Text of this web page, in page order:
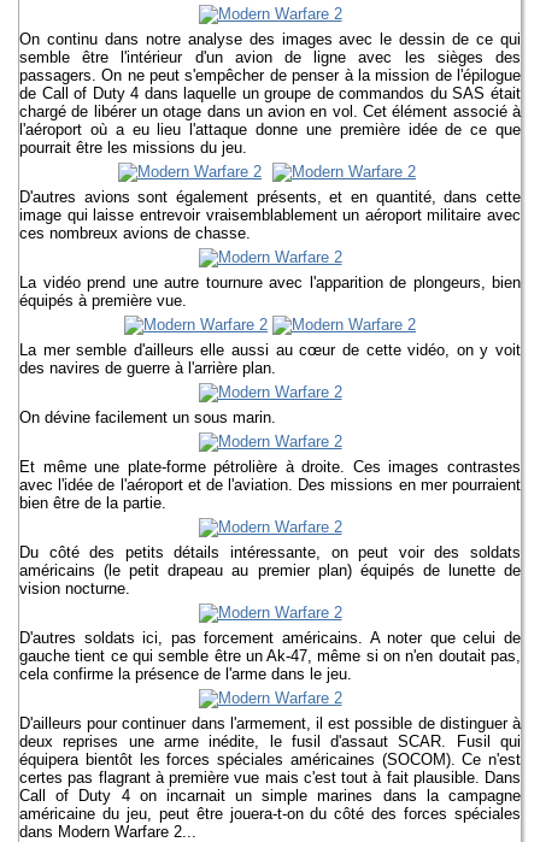
On continu dans notre analyse des images avec le dessin de ce qui
semble être l'intérieur d'un avion de ligne avec les sièges des
passagers. On ne peut s'empêcher de penser à la mission de l'épilogue
de Call of Duty 4 dans laquelle un groupe de commandos du SAS était
chargé de libérer un otage dans un avion en vol. Cet élément associé à
l'aéroport où a eu lieu l'attaque donne une première idée de ce que
pourrait être les missions du jeu.
D'autres avions sont également présents, et en quantité, dans cette
image qui laisse entrevoir vraisemblablement un aéroport militaire avec
ces nombreux avions de chasse.
La vidéo prend une autre tournure avec l'apparition de plongeurs, bien
équipés à première vue.
La mer semble d'ailleurs elle aussi au cœur de cette vidéo, on y voit
des navires de guerre à l'arrière plan.
On dévine facilement un sous marin.
Et même une plate-forme pétrolière à droite. Ces images contrastes
avec l'idée de l'aéroport et de l'aviation. Des missions en mer pourraient
bien être de la partie.
Du côté des petits détails intéressante, on peut voir des soldats
américains (le petit drapeau au premier plan) équipés de lunette de
vision nocturne.
D'autres soldats ici, pas forcement américains. A noter que celui de
gauche tient ce qui semble être un Ak-47, même si on n'en doutait pas,
cela confirme la présence de l'arme dans le jeu.
D'ailleurs pour continuer dans l'armement, il est possible de distinguer à
deux reprises une arme inédite, le fusil d'assaut SCAR. Fusil qui
équipera bientôt les forces spéciales américaines (SOCOM). Ce n'est
certes pas flagrant à première vue mais c'est tout à fait plausible. Dans
Call of Duty 4 on incarnait un simple marines dans la campagne
américaine du jeu, peut être jouera-t-on du côté des forces spéciales
dans Modern Warfare 2...